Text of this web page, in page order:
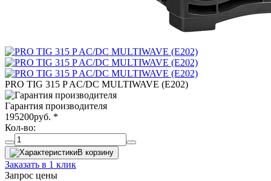
PRO TIG 315 P AC/DC MULTIWAVE (E202)
Гарантия производителя
195200руб. *
Кол-во:
В корзину
Заказать в 1 клик
Запрос цены